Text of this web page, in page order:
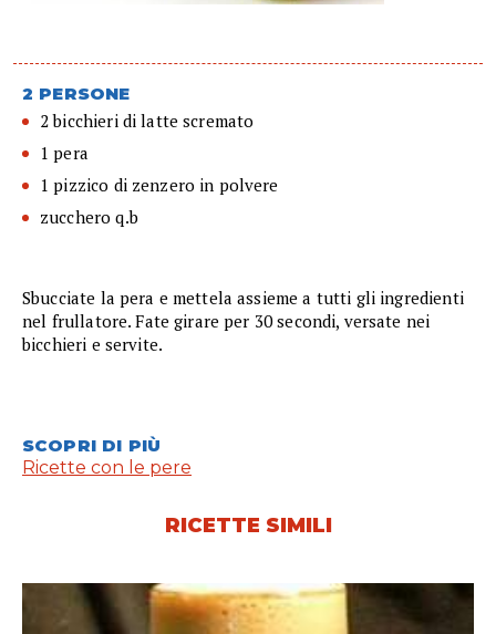
2 PERSONE
2 bicchieri di latte scremato
1 pera
1 pizzico di zenzero in polvere
zucchero q.b
Sbucciate la pera e mettela assieme a tutti gli ingredienti
nel frullatore. Fate girare per 30 secondi, versate nei
bicchieri e servite.
SCOPRI DI PIÙ
Ricette con le pere
RICETTE SIMILI